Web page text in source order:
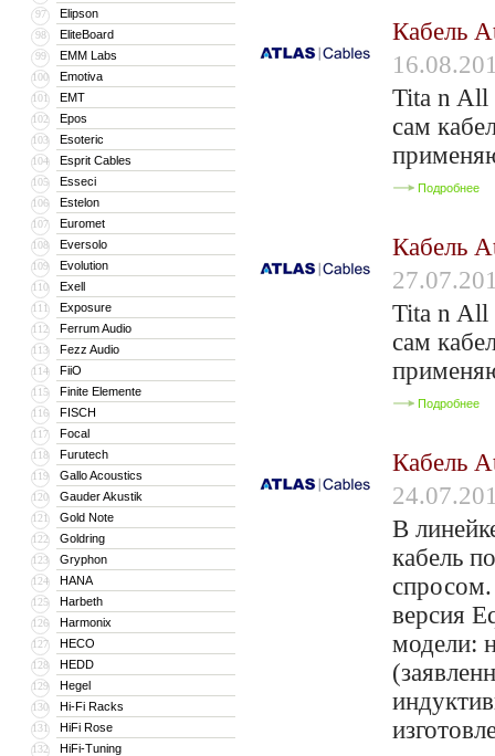
97 Elipson
98 EliteBoard
99 EMM Labs
100 Emotiva
101 EMT
102 Epos
103 Esoteric
104 Esprit Cables
105 Esseci
106 Estelon
107 Euromet
108 Eversolo
109 Evolution
110 Exell
111 Exposure
112 Ferrum Audio
113 Fezz Audio
114 FiiO
115 Finite Elemente
116 FISCH
117 Focal
118 Furutech
119 Gallo Acoustics
120 Gauder Akustik
121 Gold Note
122 Goldring
123 Gryphon
124 HANA
125 Harbeth
126 Harmonix
127 HECO
128 HEDD
129 Hegel
130 Hi-Fi Racks
131 HiFi Rose
132 HiFi-Tuning
Кабель
Tita n All
сам
Подробнее
Кабель
Tita n All
сам
Подробнее
Кабель
В
кабель
версия
модели: